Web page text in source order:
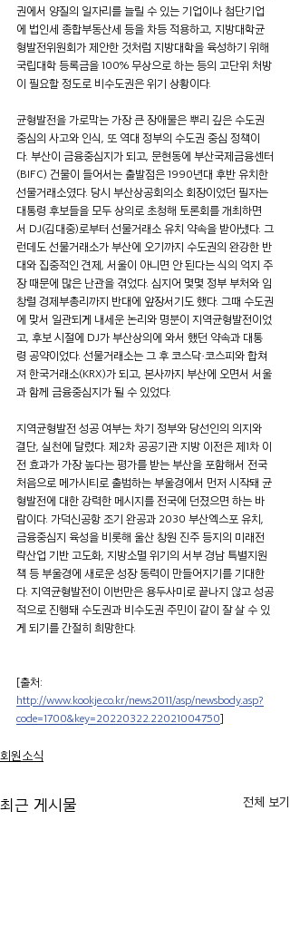
권에서 양질의 일자리를 늘릴 수 있는 기업이나 첨단기업
에 법인세 종합부동산세 등을 차등 적용하고, 지방대학균
형발전위원회가 제안한 것처럼 지방대학을 육성하기 위해
국립대학 등록금을 100% 무상으로 하는 등의 고단위 처방
이 필요할 정도로 비수도권은 위기 상황이다.
균형발전을 가로막는 가장 큰 장애물은 뿌리 깊은 수도권
중심의 사고와 인식, 또 역대 정부의 수도권 중심 정책이
다. 부산이 금융중심지가 되고, 문현동에 부산국제금융센터
(BIFC) 건물이 들어서는 출발점은 1990년대 후반 유치한
선물거래소였다. 당시 부산상공회의소 회장이었던 필자는
대통령 후보들을 모두 상의로 초청해 토론회를 개최하면
서 DJ(김대중)로부터 선물거래소 유치 약속을 받아냈다. 그
런데도 선물거래소가 부산에 오기까지 수도권의 완강한 반
대와 집중적인 견제, 서울이 아니면 안 된다는 식의 억지 주
장 때문에 많은 난관을 겪었다. 심지어 몇몇 정부 부처와 임
창렬 경제부총리까지 반대에 앞장서기도 했다. 그때 수도권
에 맞서 일관되게 내세운 논리와 명분이 지역균형발전이었
고, 후보 시절에 DJ가 부산상의에 와서 했던 약속과 대통
령 공약이었다. 선물거래소는 그 후 코스닥·코스피와 합쳐
져 한국거래소(KRX)가 되고, 본사까지 부산에 오면서 서울
과 함께 금융중심지가 될 수 있었다.
지역균형발전 성공 여부는 차기 정부와 당선인의 의지와
결단, 실천에 달렸다. 제2차 공공기관 지방 이전은 제1차 이
전 효과가 가장 높다는 평가를 받는 부산을 포함해서 전국
처음으로 메가시티로 출범하는 부울경에서 먼저 시작돼 균
형발전에 대한 강력한 메시지를 전국에 던졌으면 하는 바
람이다. 가덕신공항 조기 완공과 2030 부산엑스포 유치,
금융중심지 육성을 비롯해 울산 창원 진주 등지의 미래전
략산업 기반 고도화, 지방소멸 위기의 서부 경남 특별지원
책 등 부울경에 새로운 성장 동력이 만들어지기를 기대한
다. 지역균형발전이 이번만은 용두사미로 끝나지 않고 성공
적으로 진행돼 수도권과 비수도권 주민이 같이 잘 살 수 있
게 되기를 간절히 희망한다.
[출처:
http://www.kookje.co.kr/news2011/asp/newsbody.asp?
code=1700&key=20220322.22021004750]
회원소식
최근 게시물 전체 보기